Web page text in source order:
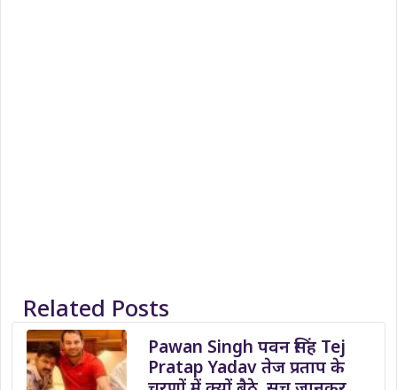
Related Posts
Pawan Singh पवन सिंह Tej
Pratap Yadav तेज प्रताप के